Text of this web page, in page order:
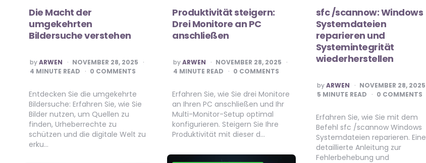
Die Macht der
umgekehrten
Bildersuche verstehen
POSTED
BY
byARWEN
NOVEMBER 28, 2025
4 MINUTE READ 0 COMMENTS
Entdecken Sie die umgekehrte
Bildersuche: Erfahren Sie, wie Sie
Bilder nutzen, um Quellen zu
finden, Urheberrechte zu
schützen und die digitale Welt zu
erku…
Produktivität steigern:
Drei Monitore an PC
anschließen
POSTED
BY
by ARWEN
NOVEMBER 28, 2025
4 MINUTE READ 0 COMMENTS
Erfahren Sie, wie Sie drei Monitore
an Ihren PC anschließen und Ihr
Multi-Monitor-Setup optimal
konfigurieren. Steigern Sie Ihre
Produktivität mit dieser d…
sfc /scannow: Windows
Systemdateien
reparieren und
Systemintegrität
wiederherstellen
POSTED
BY
byARWEN
NOVEMBER 28, 2025
5 MINUTE READ 0 COMMENTS
Erfahren Sie, wie Sie mit dem
Befehl sfc /scannow Windows
Systemdateien reparieren. Eine
detaillierte Anleitung zur
Fehlerbehebung und